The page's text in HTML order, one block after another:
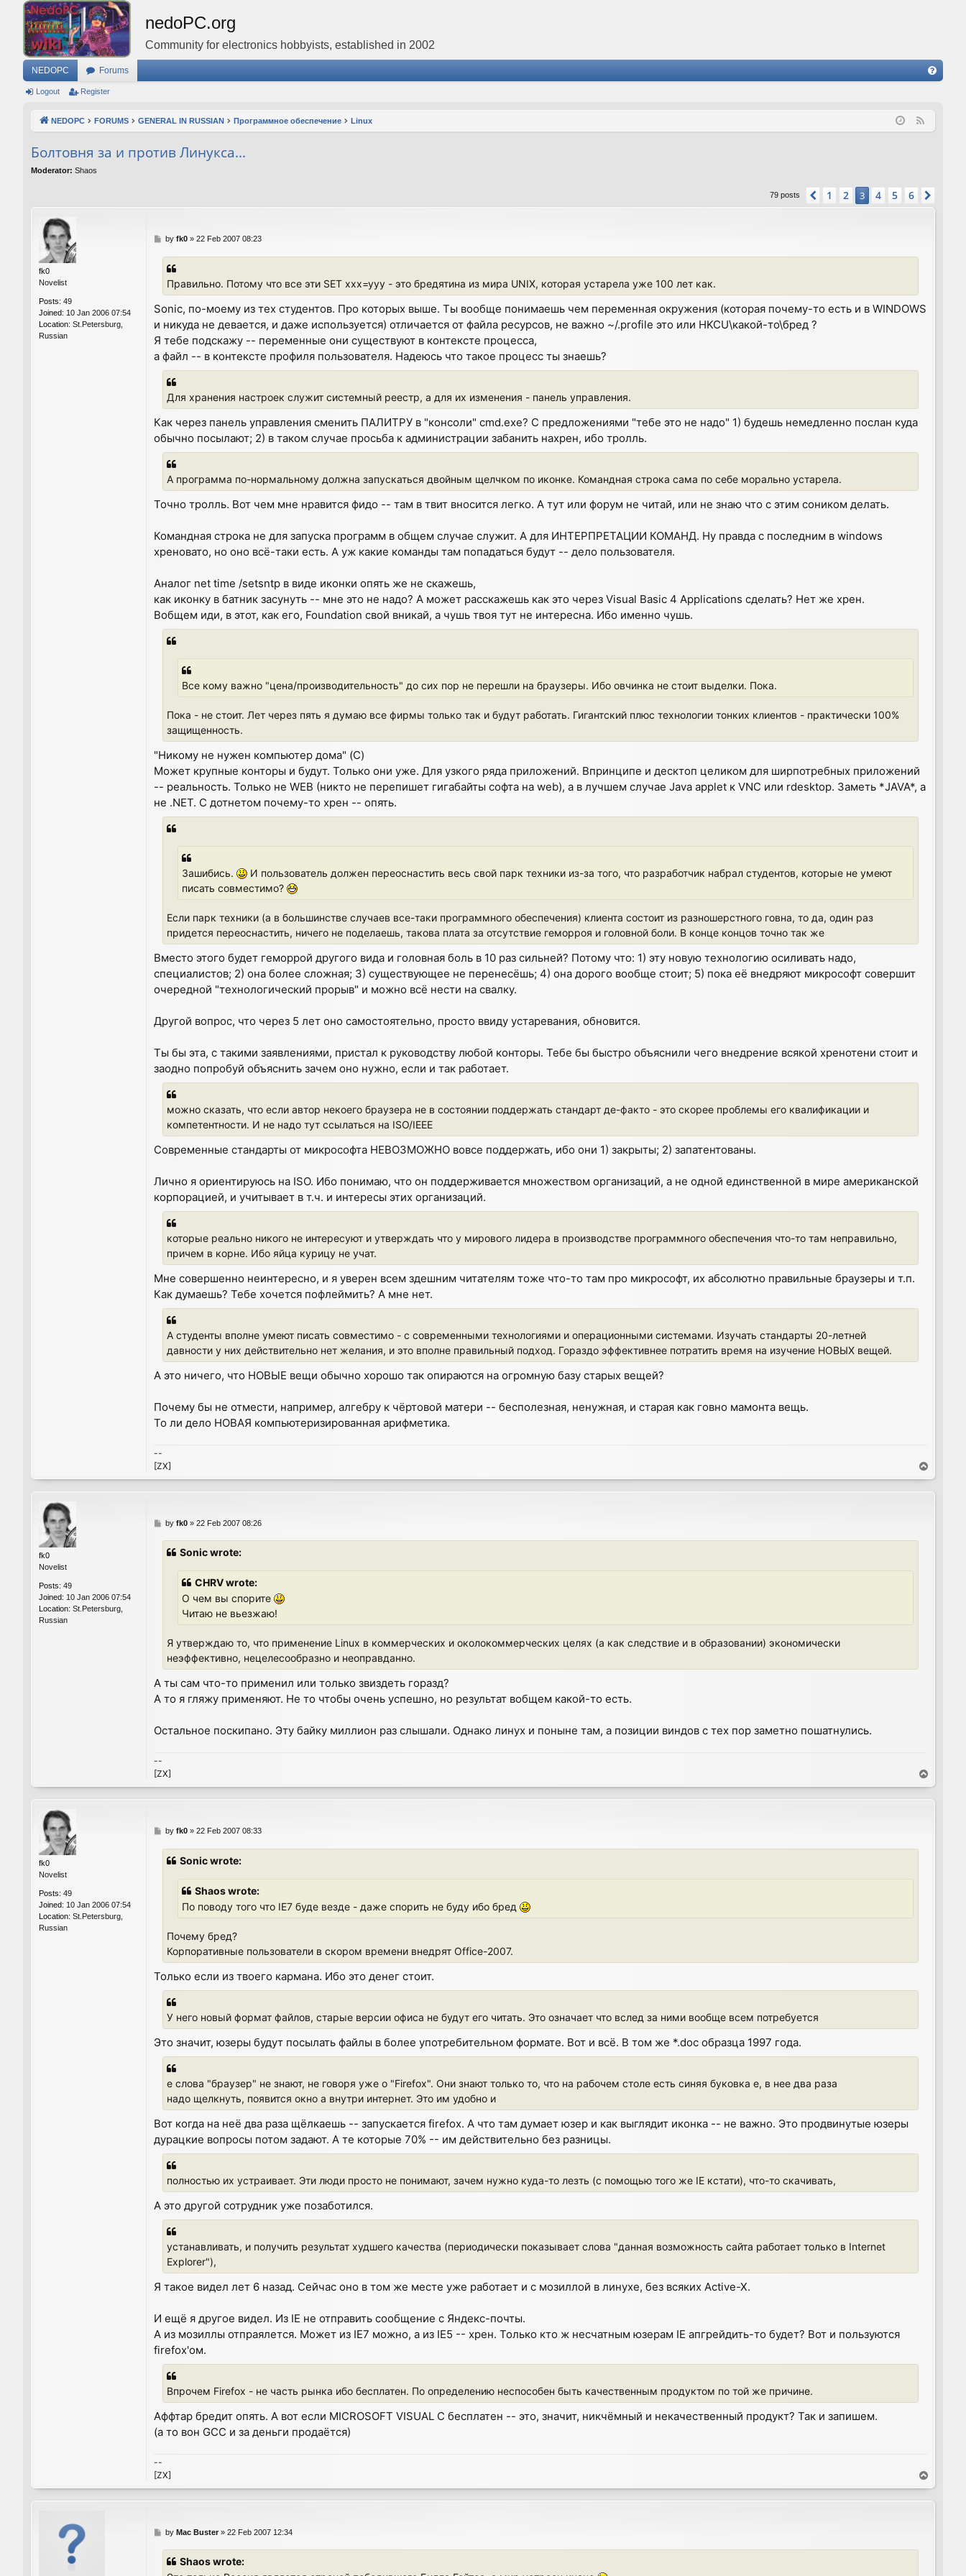
nedoPC.org
Community for electronics hobbyists, established in 2002
NEDOPC Forums
Q
Logout Register
NEDOPC FORUMS GENERAL IN RUSSIAN Программное обеспечение Linux
Болтовня за и против Линукса...
Moderator: Shaos
79 posts Previous
1 2 3 4 5 6
fk0
Novelist
Posts: 49
Joined: 10 Jan 2006 07:54
Location: St.Petersburg,
Russian
Pby fk0» 22 Feb 2007 08:23
Правильно. Потому что все эти SET xxx=yyy - это бредятина из мира UNIX, которая устарела уже 100 лет как.
Sonic, по-моему из тех студентов. Про которых выше. Ты вообще понимаешь чем переменная окружения (которая почему-то есть и в WINDOWS
и никуда не девается, и даже используется) отличается от файла ресурсов, не важно ~/.profile это или HKCU\какой-то\бред ?
Я тебе подскажу -- переменные они существуют в контексте процесса,
а файл -- в контексте профиля пользователя. Надеюсь что такое процесс ты знаешь?
Для хранения настроек служит системный реестр, а для их изменения - панель управления.
Как через панель управления сменить ПАЛИТРУ в "консоли" cmd.exe? С предложениями "тебе это не надо" 1) будешь немедленно послан куда
обычно посылают; 2) в таком случае просьба к администрации забанить нахрен, ибо тролль.
А программа по-нормальному должна запускаться двойным щелчком по иконке. Командная строка сама по себе морально устарела.
Точно тролль. Вот чем мне нравится фидо -- там в твит вносится легко. А тут или форум не читай, или не знаю что с этим соником делать.
Командная строка не для запуска программ в общем случае служит. А для ИНТЕРПРЕТАЦИИ КОМАНД. Ну правда с последним в windows
хреновато, но оно всё-таки есть. А уж какие команды там попадаться будут -- дело пользователя.
Аналог net time /setsntp в виде иконки опять же не скажешь,
как иконку в батник засунуть -- мне это не надо? А может расскажешь как это через Visual Basic 4 Applications сделать? Нет же хрен.
Вобщем иди, в этот, как его, Foundation свой вникай, а чушь твоя тут не интересна. Ибо именно чушь.
Все кому важно "цена/производительность" до сих пор не перешли на браузеры. Ибо овчинка не стоит выделки. Пока.
Пока - не стоит. Лет через пять я думаю все фирмы только так и будут работать. Гигантский плюс технологии тонких клиентов - практически 100%
защищенность.
"Никому не нужен компьютер дома" (C)
Может крупные конторы и будут. Только они уже. Для узкого ряда приложений. Впринципе и десктоп целиком для ширпотребных приложений
-- реальность. Только не WEB (никто не перепишет гигабайты софта на web), а в лучшем случае Java applet к VNC или rdesktop. Заметь *JAVA*, а
не .NET. С дотнетом почему-то хрен -- опять.
Зашибись.
И пользователь должен переоснастить весь свой парк техники из-за того, что разработчик набрал студентов, которые не умеют
писать совместимо?
Если парк техники (а в большинстве случаев все-таки программного обеспечения) клиента состоит из разношерстного говна, то да, один раз
придется переоснастить, ничего не поделаешь, такова плата за отсутствие геморроя и головной боли. В конце концов точно так же
Вместо этого будет геморрой другого вида и головная боль в 10 раз сильней? Потому что: 1) эту новую технологию осиливать надо,
специалистов; 2) она более сложная; 3) существующее не перенесёшь; 4) она дорого вообще стоит; 5) пока её внедряют микрософт совершит
очередной "технологический прорыв" и можно всё нести на свалку.
Другой вопрос, что через 5 лет оно самостоятельно, просто ввиду устаревания, обновится.
Ты бы эта, с такими заявлениями, пристал к руководству любой конторы. Тебе бы быстро объяснили чего внедрение всякой хренотени стоит и
заодно попробуй объяснить зачем оно нужно, если и так работает.
можно сказать, что если автор некоего браузера не в состоянии поддержать стандарт де-факто - это скорее проблемы его квалификации и
компетентности. И не надо тут ссылаться на ISO/IEEE
Современные стандарты от микрософта НЕВОЗМОЖНО вовсе поддержать, ибо они 1) закрыты; 2) запатентованы.
Лично я ориентируюсь на ISO. Ибо понимаю, что он поддерживается множеством организаций, а не одной единственной в мире американской
корпорацией, и учитывает в т.ч. и интересы этих организаций.
которые реально никого не интересуют и утверждать что у мирового лидера в производстве программного обеспечения что-то там неправильно,
причем в корне. Ибо яйца курицу не учат.
Мне совершенно неинтересно, и я уверен всем здешним читателям тоже что-то там про микрософт, их абсолютно правильные браузеры и т.п.
Как думаешь? Тебе хочется пофлеймить? А мне нет.
А студенты вполне умеют писать совместимо - с современными технологиями и операционными системами. Изучать стандарты 20-летней
давности у них действительно нет желания, и это вполне правильный подход. Гораздо эффективнее потратить время на изучение НОВЫХ вещей.
А это ничего, что НОВЫЕ вещи обычно хорошо так опираются на огромную базу старых вещей?
Почему бы не отмести, например, алгебру к чёртовой матери -- бесполезная, ненужная, и старая как говно мамонта вещь.
То ли дело НОВАЯ компьютеризированная арифметика.
--
[ZX]
o
p
fk0
Novelist
Posts: 49
Joined: 10 Jan 2006 07:54
Location: St.Petersburg,
Russian
Pby fk0» 22 Feb 2007 08:26
Sonic wrote:
CHRV wrote:
О чем вы спорите
Читаю не вьезжаю!
Я утверждаю то, что применение Linux в коммерческих и околокоммерческих целях (а как следствие и в образовании) экономически
неэффективно, нецелесообразно и неоправданно.
А ты сам что-то применил или только звиздеть горазд?
А то я гляжу применяют. Не то чтобы очень успешно, но результат вобщем какой-то есть.
Остальное поскипано. Эту байку миллион раз слышали. Однако линух и поныне там, а позиции виндов с тех пор заметно пошатнулись.
--
[ZX]
o
p
fk0
Novelist
Posts: 49
Joined: 10 Jan 2006 07:54
Location: St.Petersburg,
Russian
Pby fk0» 22 Feb 2007 08:33
Sonic wrote:
Shaos wrote:
По поводу того что IE7 буде везде - даже спорить не буду ибо бред
Почему бред?
Корпоративные пользователи в скором времени внедрят Office-2007.
Только если из твоего кармана. Ибо это денег стоит.
У него новый формат файлов, старые версии офиса не будут его читать. Это означает что вслед за ними вообще всем потребуется
Это значит, юзеры будут посылать файлы в более употребительном формате. Вот и всё. В том же *.doc образца 1997 года.
е слова "браузер" не знают, не говоря уже о "Firefox". Они знают только то, что на рабочем столе есть синяя буковка e, в нее два раза
надо щелкнуть, появится окно а внутри интернет. Это им удобно и
Вот когда на неё два раза щёлкаешь -- запускается firefox. А что там думает юзер и как выглядит иконка -- не важно. Это продвинутые юзеры
дурацкие вопросы потом задают. А те которые 70% -- им действительно без разницы.
полностью их устраивает. Эти люди просто не понимают, зачем нужно куда-то лезть (с помощью того же IE кстати), что-то скачивать,
А это другой сотрудник уже позаботился.
устанавливать, и получить результат худшего качества (периодически показывает слова "данная возможность сайта работает только в Internet
Explorer"),
Я такое видел лет 6 назад. Сейчас оно в том же месте уже работает и с мозиллой в линухе, без всяких Active-X.
И ещё я другое видел. Из IE не отправить сообщение с Яндекс-почты.
А из мозиллы отпраялется. Может из IE7 можно, а из IE5 -- хрен. Только кто ж несчатным юзерам IE апгрейдить-то будет? Вот и пользуются
firefox'ом.
Впрочем Firefox - не часть рынка ибо бесплатен. По определению неспособен быть качественным продуктом по той же причине.
Аффтар бредит опять. А вот если MICROSOFT VISUAL C бесплатен -- это, значит, никчёмный и некачественный продукт? Так и запишем.
(а то вон GCC и за деньги продаётся)
--
[ZX]
o
p
Pby Mac Buster» 22 Feb 2007 12:34
Shaos wrote: